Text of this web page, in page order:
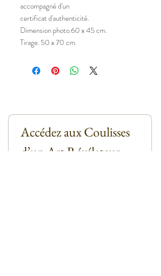
accompagné d'un
certificat d'authenticité.
Dimension photo.60 x 45 cm.
Tirage. 50 x 70 cm.
Accédez aux Coulisses
d’un Art Révélateur